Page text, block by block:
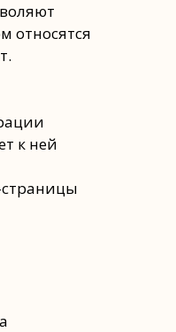
относятся
к ней